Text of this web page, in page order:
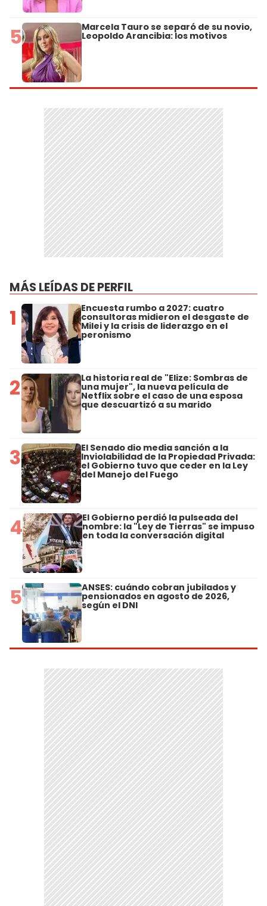
5 Marcela Tauro se separó de su novio,
Leopoldo Arancibia: los motivos
MÁS LEÍDAS DE PERFIL
1 Encuesta rumbo a 2027: cuatro
consultoras midieron el desgaste de
Milei y la crisis de liderazgo en el
peronismo
2 La historia real de "Elize: Sombras de
una mujer", la nueva película de
Netflix sobre el caso de una esposa
que descuartizó a su marido
3 El Senado dio media sanción a la
Inviolabilidad de la Propiedad Privada:
el Gobierno tuvo que ceder en la Ley
del Manejo del Fuego
4 El Gobierno perdió la pulseada del
nombre: la "Ley de Tierras" se impuso
en toda la conversación digital
5 ANSES: cuándo cobran jubilados y
pensionados en agosto de 2026,
según el DNI